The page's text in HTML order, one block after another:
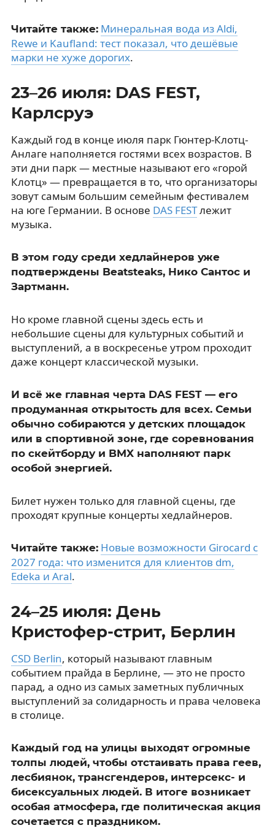
Читайте также: Минеральная вода из Aldi,
Rewe и Kaufland: тест показал, что дешёвые
марки не хуже дорогих.
23–26 июля: DAS FEST,
Карлсруэ
Каждый год в конце июля парк Гюнтер-Клотц-
Анлаге наполняется гостями всех возрастов. В
эти дни парк — местные называют его «горой
Клотц» — превращается в то, что организаторы
зовут самым большим семейным фестивалем
на юге Германии. В основе DAS FESTлежит
музыка.
В этом году среди хедлайнеров уже
подтверждены Beatsteaks, Нико Сантос и
Зартманн.
Но кроме главной сцены здесь есть и
небольшие сцены для культурных событий и
выступлений, а в воскресенье утром проходит
даже концерт классической музыки.
И всё же главная черта DAS FEST — его
продуманная открытость для всех. Семьи
обычно собираются у детских площадок
или в спортивной зоне, где соревнования
по скейтборду и BMX наполняют парк
особой энергией.
Билет нужен только для главной сцены, где
проходят крупные концерты хедлайнеров.
Читайте также: Новые возможности Girocard с
2027 года: что изменится для клиентов dm,
Edeka и Aral.
24–25 июля: День
Кристофер-стрит, Берлин
CSD Berlin, который называют главным
событием прайда в Берлине, — это не просто
парад, а одно из самых заметных публичных
выступлений за солидарность и права человека
в столице.
Каждый год на улицы выходят огромные
толпы людей, чтобы отстаивать права геев,
лесбиянок, трансгендеров, интерсекс- и
бисексуальных людей. В итоге возникает
особая атмосфера, где политическая акция
сочетается с праздником.